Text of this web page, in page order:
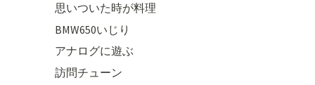
思いついた時が料理
BMW650いじり
アナログに遊ぶ
訪問チューン